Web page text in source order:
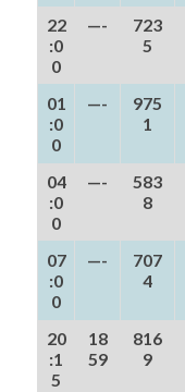
22
:0
0
—-
723
5
01
:0
0
—-
975
1
04
:0
0
—-
583
8
07
:0
0
—-
707
4
20
:1
5
18
59
816
9